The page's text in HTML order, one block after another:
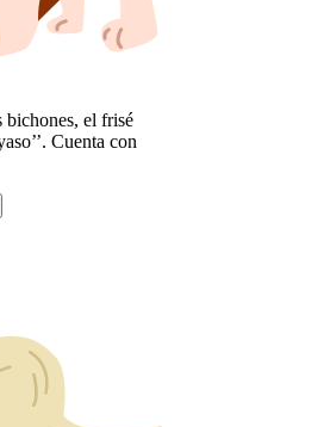
bichones, el frisé
Cuenta con